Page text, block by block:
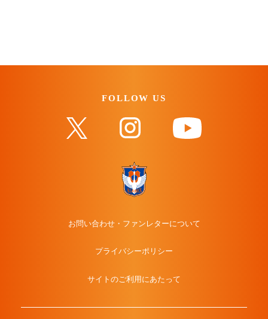
FOLLOW US
お問い合わせ・ファンレターについて
プライバシーポリシー
サイトのご利用にあたって